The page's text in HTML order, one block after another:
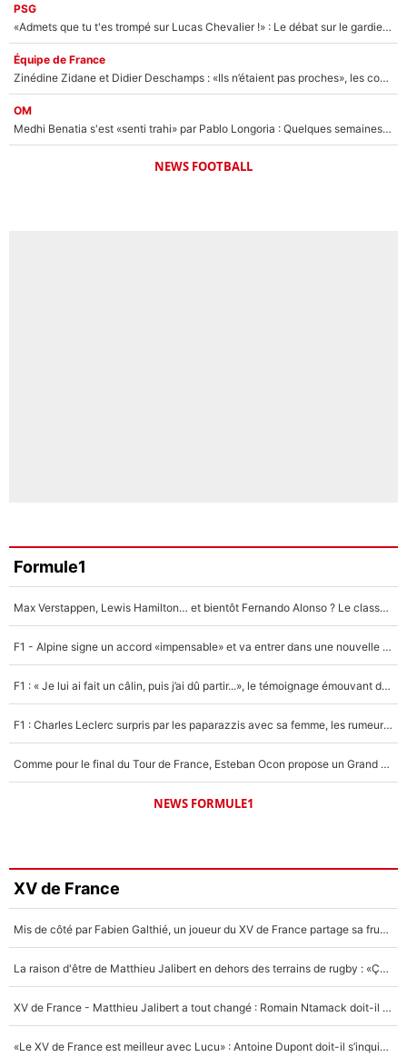
PSG
«Admets que tu t'es trompé sur Lucas Chevalier !» : Le débat sur le gardien du PSG vire au clash à l'After Foot
Équipe de France
Zinédine Zidane et Didier Deschamps : «Ils n’étaient pas proches», les confidences d’un membre de l’équipe de France 1998 sur leur relation spéciale
OM
Medhi Benatia s'est «senti trahi» par Pablo Longoria : Quelques semaines après son départ, l'ancien directeur de football de l'OM règle ses comptes
NEWS FOOTBALL
Formule1
Max Verstappen, Lewis Hamilton… et bientôt Fernando Alonso ? Le classement des pilotes les mieux payés en Formule 1 risque de changer !
F1 - Alpine signe un accord «impensable» et va entrer dans une nouvelle dimension : Grande nouvelle pour Pierre Gasly !
F1 : « Je lui ai fait un câlin, puis j’ai dû partir...», le témoignage émouvant de Max Verstappen sur sa fille
F1 : Charles Leclerc surpris par les paparazzis avec sa femme, les rumeurs étaient vraies !
Comme pour le final du Tour de France, Esteban Ocon propose un Grand Prix de Formule 1 à Paris : «Autour de l’Arc de Triomphe, ce serait génial» !
NEWS FORMULE1
XV de France
Mis de côté par Fabien Galthié, un joueur du XV de France partage sa frustration : «ils ne me l’ont pas dit tout de suite»
La raison d'être de Matthieu Jalibert en dehors des terrains de rugby : «Ça m'atteint autant que si tu touches à un membre de ma famille»
XV de France - Matthieu Jalibert a tout changé : Romain Ntamack doit-il s’inquiéter pour sa place à un an de la Coupe du monde ?
«Le XV de France est meilleur avec Lucu» : Antoine Dupont doit-il s’inquiéter pour sa place ?